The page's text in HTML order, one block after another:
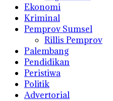
Ekonomi
Kriminal
Pemprov Sumsel
Rillis Pemprov
Palembang
Pendidikan
Peristiwa
Politik
Advertorial